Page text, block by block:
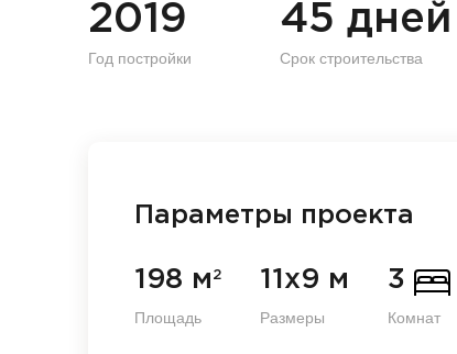
2019
Год постройки
45 дней
Срок строительства
Параметры проекта
198 м 2
Площадь
11х9 м
Размеры
3
Комнат